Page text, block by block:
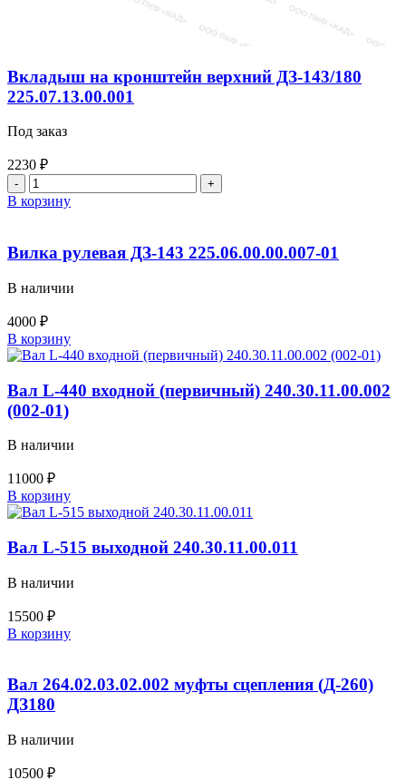
Вкладыш на кронштейн верхний ДЗ-143/180
225.07.13.00.001
Под заказ
2230 ₽
Количество
товара
Вкладыш
кронштейн
верхний
225.07.13.00.001
В корзину
Вилка рулевая ДЗ-143 225.06.00.00.007-01
В наличии
4000 ₽
Количество
товара
рулевая
ДЗ-143
225.06.00.00.007-
В корзину
Вал L-440 входной (первичный) 240.30.11.00.002
(002-01)
В наличии
11000 ₽
Количество
товара
L-
440
входной
(первичный)
240.30.11.00.002
(002-
01)
В корзину
Вал L-515 выходной 240.30.11.00.011
В наличии
15500 ₽
Количество
L-
515
выходной
В корзину
Вал 264.02.03.02.002 муфты сцепления (Д-260)
ДЗ180
В наличии
10500 ₽